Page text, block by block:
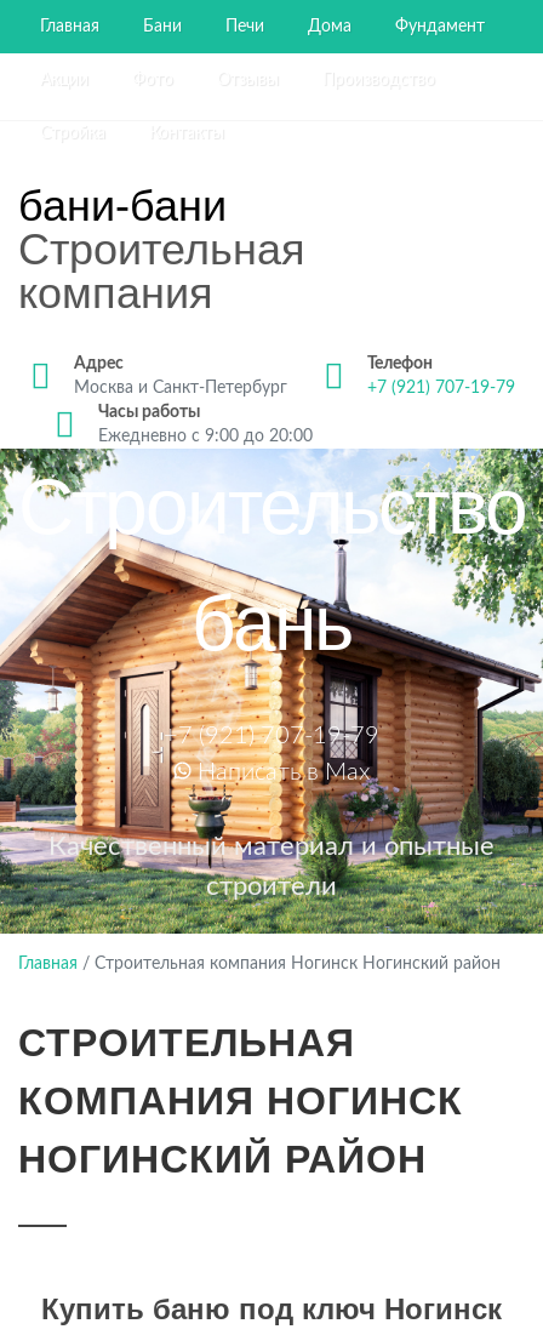
Главная Бани Печи Дома Фундамент
бани-бани
Строительная
компания
Адрес
Москва и Санкт-Петербург
Телефон
+7 (921) 707-19-79
Часы работы
Ежедневно с 9:00 до 20:00
Строительство
бань
+7 (921) 707-19-79
Написать в Max
Качественный материал и опытные
строители
Главная / Строительная компания Ногинск Ногинский район
СТРОИТЕЛЬНАЯ
КОМПАНИЯ НОГИНСК
НОГИНСКИЙ РАЙОН
Купить баню под ключ Ногинск